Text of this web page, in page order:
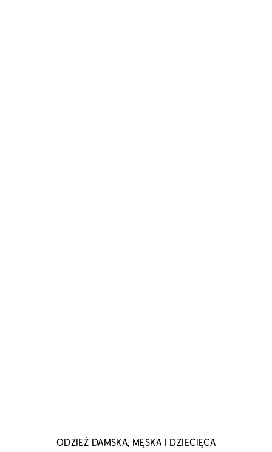
ODZIEŻ DAMSKA, MĘSKA I DZIECIĘCA